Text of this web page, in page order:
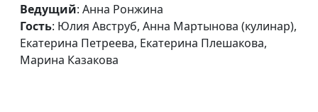
Воспитание до
рождения
Анна Ронжина, Ирина
Ведущий: Анна Ронжина
Гость: Юлия Авструб, Анна Мартынова (кулинар),
Екатерина Петреева, Екатерина Плешакова,
Марина Казакова